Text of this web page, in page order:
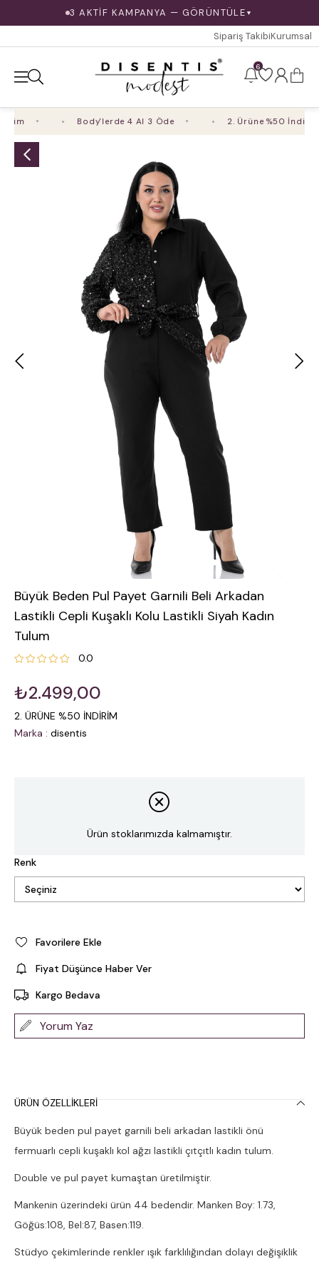
3 AKTİF KAMPANYA — GÖRÜNTÜLE ▼
Sipariş TakibiKurumsal
6
Body'lerde 4 Al 3 Öde 2. Ürüne %50 İndirim
Büyük Beden Pul Payet Garnili Beli Arkadan
Lastikli Cepli Kuşaklı Kolu Lastikli Siyah Kadın
Tulum
0.0
₺2.499,00
2. ÜRÜNE %50 İNDİRİM
Marka : disentis
Ürün stoklarımızda kalmamıştır.
Renk
Favorilere Ekle
Fiyat Düşünce Haber Ver
Kargo Bedava
Yorum Yaz
ÜRÜN ÖZELLIKLERI
Büyük beden pul payet garnili beli arkadan lastikli önü
fermuarlı cepli kuşaklı kol ağzı lastikli çıtçıtlı kadın tulum.
Double ve pul payet kumaştan üretilmiştir.
Mankenin üzerindeki ürün 44 bedendir. Manken Boy: 1.73,
Göğüs:108, Bel:87, Basen:119.
Stüdyo çekimlerinde renkler ışık farklılığından dolayı değişiklik